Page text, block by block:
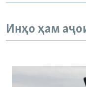
Инҳо ҳам